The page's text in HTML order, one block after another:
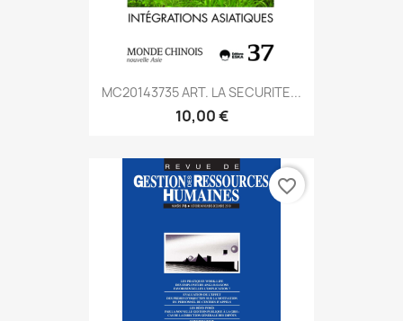
MC20143735 ART. LA SECURITE...
10,00 €
favorite_border